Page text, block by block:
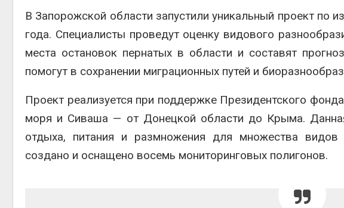
В Запорожской области запустили уникальный проект по
года. Специалисты проведут оценку видового
места остановок пернатых в области и составят
помогут в сохранении миграционных путей и
Проект реализуется при поддержке Президентского
моря и Сиваша — от Донецкой области до Крыма.
отдыха, питания и размножения для множества видов
создано и оснащено восемь мониторинговых полигонов.
Ливни и
гибели 14
Авг 4, 2026